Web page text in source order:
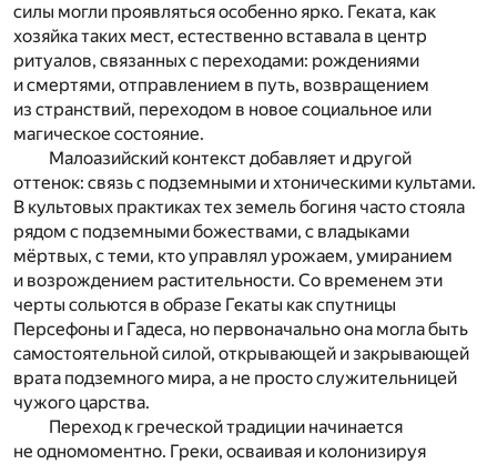
силы могли проявляться особенно ярко. Геката, как
хозяйка таких мест, естественно вставала в центр
ритуалов, связанных с переходами: рождениями
и смертями, отправлением в путь, возвращением
из странствий, переходом в новое социальное или
магическое состояние.
Малоазийский контекст добавляет и другой
оттенок: связь с подземными и хтоническими культами.
В культовых практиках тех земель богиня часто стояла
рядом с подземными божествами, с владыками
мёртвых, с теми, кто управлял урожаем, умиранием
и возрождением растительности. Со временем эти
черты сольются в образе Гекаты как спутницы
Персефоны и Гадеса, но первоначально она могла быть
самостоятельной силой, открывающей и закрывающей
врата подземного мира, а не просто служительницей
чужого царства.
Переход к греческой традиции начинается
не одномоментно. Греки, осваивая и колонизируя